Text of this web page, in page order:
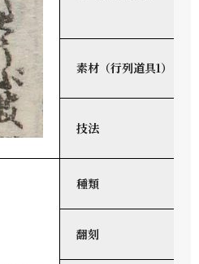
素材（行列道具1）
技法
種類
翻刻